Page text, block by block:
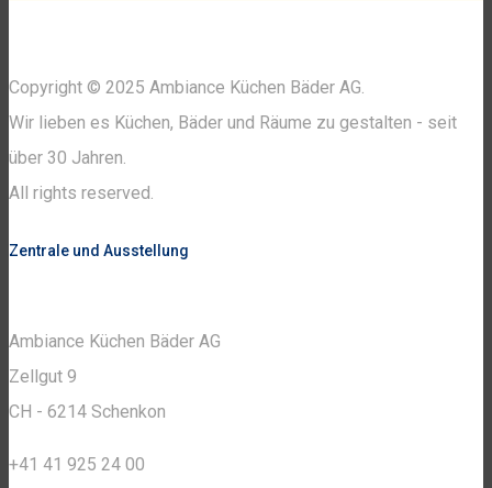
Copyright © 2025 Ambiance Küchen Bäder AG.
Wir lieben es Küchen, Bäder und Räume zu gestalten - seit
über 30 Jahren.
All rights reserved.
Zentrale und Ausstellung
Ambiance Küchen Bäder AG
Zellgut 9
CH - 6214 Schenkon
+41 41 925 24 00